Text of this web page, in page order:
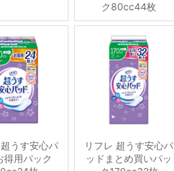
ク80cc44枚
うす安心パ
得用パック
リフレ 超うす安心パ
ッドまとめ買いパッ